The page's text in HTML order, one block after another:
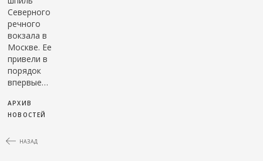
Северного
речного
вокзала в
Москве. Ее
привели в
порядок
впервые…
АРХИВ
НОВОСТЕЙ
НАЗАД